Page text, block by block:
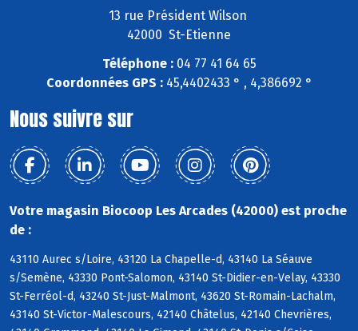
13 rue Président Wilson
42000 St-Etienne
Téléphone :04 77 41 64 65
Coordonnées GPS :45,4402433 ° , 4,386692 °
Nous suivre sur
Votre magasin Biocoop Les Arcades (42000) est proche
de :
43110 Aurec s/Loire, 43120 La Chapelle-d, 43140 La Séauve
s/Semène, 43330 Pont-Salomon, 43140 St-Didier-en-Velay, 43330
St-Ferréol-d, 43240 St-Just-Malmont, 43620 St-Romain-Lachalm,
43140 St-Victor-Malescours, 42140 Châtelus, 42140 Chevrières,